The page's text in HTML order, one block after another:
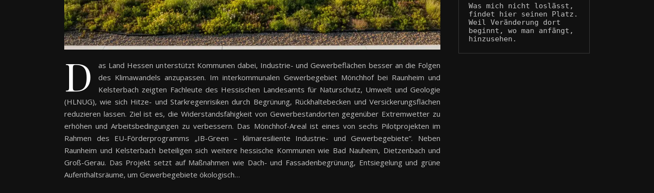
D
as Land Hessen unterstützt Kommunen dabei, Industrie- und Gewerbeflächen besser an die Folgen
des Klimawandels anzupassen. Im interkommunalen Gewerbegebiet Mönchhof bei Raunheim und
Kelsterbach zeigten Fachleute des Hessischen Landesamts für Naturschutz, Umwelt und Geologie
(HLNUG), wie sich Hitze- und Starkregenrisiken durch Begrünung, Rückhaltebecken und Versickerungsflächen
reduzieren lassen. Ziel ist es, die Widerstandsfähigkeit von Gewerbestandorten gegenüber Extremwetter zu
erhöhen und Arbeitsbedingungen zu verbessern. Das Mönchhof-Areal ist eines von sechs Pilotprojekten im
Rahmen des EU-Förderprogramms „IB-Green – klimaresiliente Industrie- und Gewerbegebiete“. Neben
Raunheim und Kelsterbach beteiligen sich weitere hessische Kommunen wie Bad Nauheim, Dietzenbach und
Groß-Gerau. Das Projekt setzt auf Maßnahmen wie Dach- und Fassadenbegrünung, Entsiegelung und grüne
Aufenthaltsräume, um Gewerbegebiete ökologisch…
Was mich nicht loslässt,
findet hier seinen Platz.
Weil Veränderung dort
beginnt, wo man anfängt,
hinzusehen.